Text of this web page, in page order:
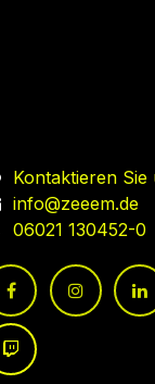
Kontaktieren Sie
info@zeeem.de
06021 130452-0